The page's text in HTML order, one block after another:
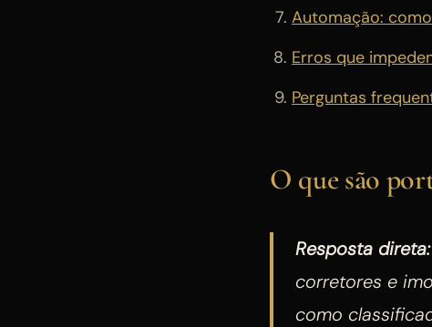
Automação:
Erros que
Perguntas
O que são
Resposta direta:
corretores e
como